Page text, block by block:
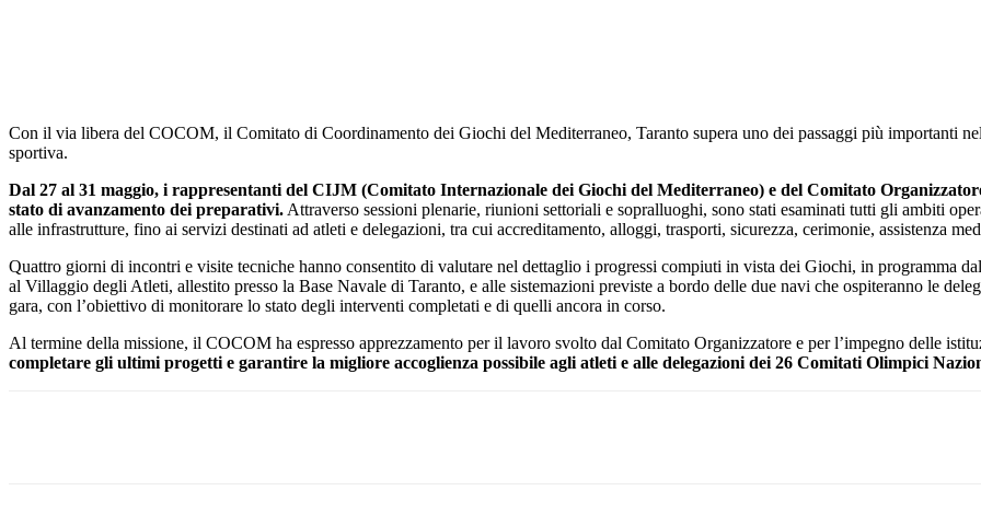
Con il via libera del COCOM, il Comitato di Coordinamento dei Giochi del Mediterraneo, Taranto supera uno dei passaggi più importanti
sportiva.
Dal 27 al 31 maggio, i rappresentanti del CIJM (Comitato Internazionale dei Giochi del Mediterraneo) e del Comitato
stato di avanzamento dei preparativi. Attraverso sessioni plenarie, riunioni settoriali e sopralluoghi, sono stati esaminati tutti gli ambiti
alle infrastrutture, fino ai servizi destinati ad atleti e delegazioni, tra cui accreditamento, alloggi, trasporti, sicurezza, cerimonie, assistenza
Quattro giorni di incontri e visite tecniche hanno consentito di valutare nel dettaglio i progressi compiuti in vista dei Giochi, in programma
al Villaggio degli Atleti, allestito presso la Base Navale di Taranto, e alle sistemazioni previste a bordo delle due navi che ospiteranno le
gara, con l’obiettivo di monitorare lo stato degli interventi completati e di quelli ancora in corso.
Al termine della missione, il COCOM ha espresso apprezzamento per il lavoro svolto dal Comitato Organizzatore e per l’impegno delle
completare gli ultimi progetti e garantire la migliore accoglienza possibile agli atleti e alle delegazioni dei 26 Comitati Olimpici